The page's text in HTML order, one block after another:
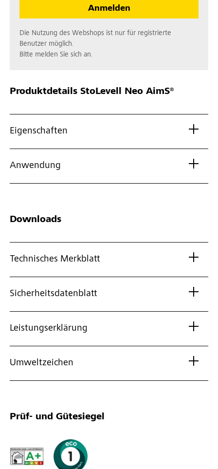
Anmelden
Die Nutzung des Webshops ist nur für registrierte
Benutzer möglich.
Bitte melden Sie sich an.
Produktdetails StoLevell Neo AimS®
Eigenschaften
Anwendung
Downloads
Technisches Merkblatt
Sicherheitsdatenblatt
Leistungserklärung
Umweltzeichen
Prüf- und Gütesiegel